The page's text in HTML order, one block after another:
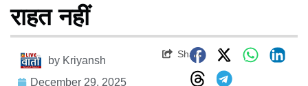
राहत नहीं
by Kriyansh
December 29, 2025
Share